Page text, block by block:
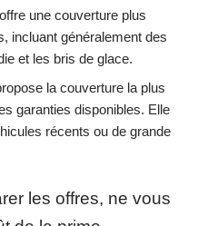
une couverture plus
incluant généralement des
et les bris de glace.
la couverture la plus
garanties disponibles. Elle
récents ou de grande
les offres, ne vous